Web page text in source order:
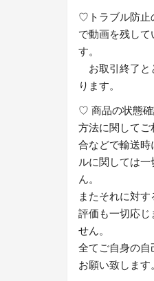
♡トラブル防止
で動画を残し
す。
お取引終了と
ります。
♡ 商品の状態
方法に関して
合などで輸送
ルに関しては
ん。
またそれに対
評価も一切応じ
せん。
全てご自身の
お願い致します。